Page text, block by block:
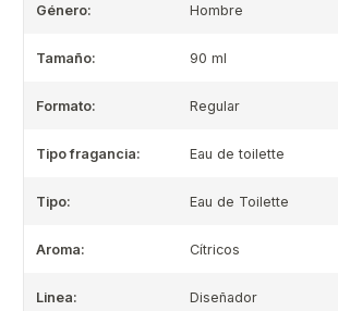
Género: Hombre
Tamaño: 90 ml
Formato: Regular
Tipo fragancia: Eau de toilette
Tipo: Eau de Toilette
Aroma: Cítricos
Linea: Diseñador